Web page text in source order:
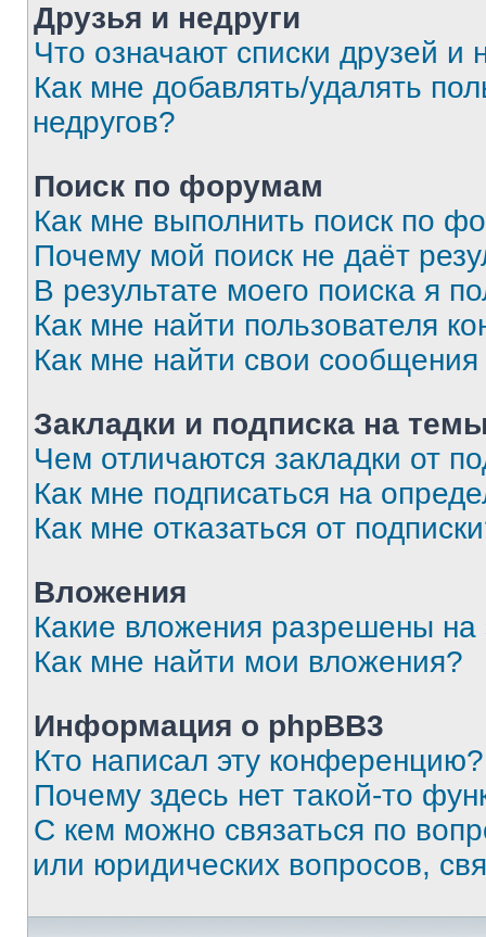
Друзья и недруги
Что означают списки друзей и
Как мне добавлять/удалять
недругов?
Поиск по форумам
Как мне выполнить поиск по
Почему мой поиск не даёт
В результате моего поиска я
Как мне найти пользователя
Как мне найти свои
Закладки и подписка на
Чем отличаются закладки от
Как мне подписаться на
Как мне отказаться от
Вложения
Какие вложения разрешены
Как мне найти мои вложения?
Информация о phpBB3
Кто написал эту конференцию?
Почему здесь нет такой-то
С кем можно связаться по
или юридических вопросов,